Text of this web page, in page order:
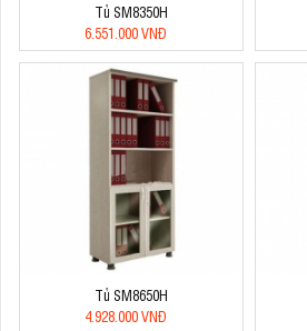
Tủ SM8350H
6.551.000 VNĐ
Tủ SM8650H
4.928.000 VNĐ